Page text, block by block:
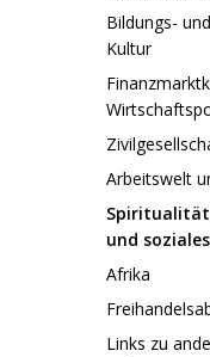
Bildungs-
Kultur
Arbeitswelt
und
Afrika
Links zu